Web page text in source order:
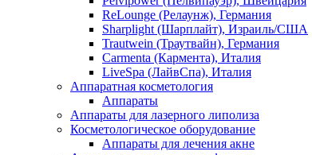
ReLounge (Релаунж), Германия
Sharplight (Шарплайт), Израиль/США
Trautwein (Траутвайн), Германия
Carmenta (Кармента), Италия
LiveSpa (ЛайвСпа), Италия
Аппаратная косметология
Аппараты
Аппараты для лазерного липолиза
Косметологическое оборудование
Аппараты для лечения акне